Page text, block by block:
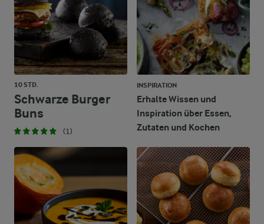
10 STD.
Schwarze Burger
Buns
(1)
INSPIRATION
Erhalte Wissen und
Inspiration über Essen,
Zutaten und Kochen